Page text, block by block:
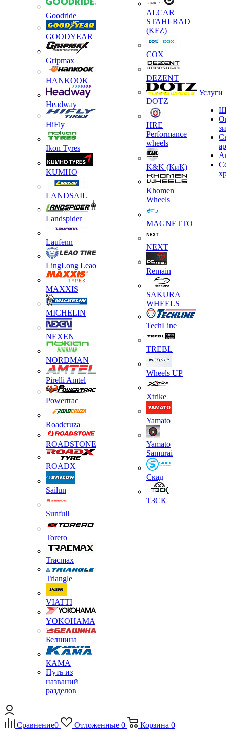
Goodride
GOODYEAR
Gripmax
HANKOOK
Headway
HiFly
Ikon Tyres
KUMHO
LANDSAIL
Landspider
Laufenn
LingLong Leao
MAXXIS
MICHELIN
NEXEN
NORDMAN
Pirelli Amtel
Powertrac
Roadcruza
ROADSTONE
ROADX
Sailun
Sunfull
Torero
Tracmax
Triangle
VIATTI
YOKOHAMA
Белшина
КАМА
Путь из
названий
разделов
ALCAR
STAHLRAD
(KFZ)
COX
DEZENT
DOTZ
HRE
Performance
wheels
K&K (КиК)
Khomen
Wheels
MAGNETTO
NEXT
Remain
SAKURA
WHEELS
TechLine
TREBL
Wheels UP
Xtrike
Yamato
Yamato
Samurai
Скад
ТЗСК
Услуги
Сравнение0 Отложенные 0 Корзина 0